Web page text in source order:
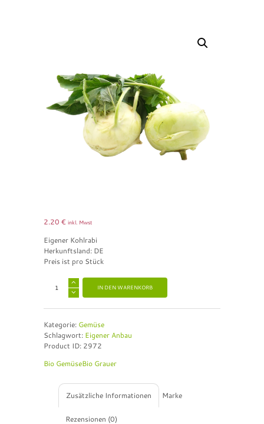
2.20 € inkl. Mwst
Eigener Kohlrabi
Herkunftsland: DE
Preis ist pro Stück
IN DEN WARENKORB
A
:
Kategorie: Gemüse
Schlagwort: Eigener Anbau
Product ID: 2972
Bio GemüseBio Grauer
Zusätzliche Informationen Marke
Rezensionen (0)